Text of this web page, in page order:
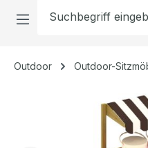
Outdoor Outdoor-
Bildergalerie überspringen